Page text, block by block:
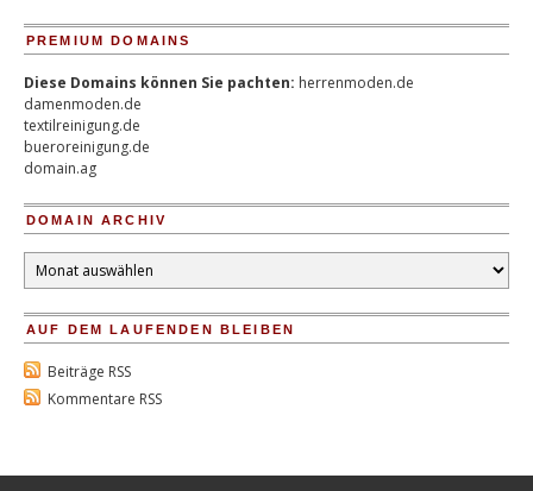
PREMIUM DOMAINS
Diese Domains können Sie pachten: herrenmoden.de
damenmoden.de
textilreinigung.de
bueroreinigung.de
domain.ag
DOMAIN ARCHIV
Domain
Archiv
AUF DEM LAUFENDEN BLEIBEN
Beiträge RSS
Kommentare RSS